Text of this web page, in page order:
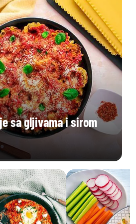
sa gljivama i sirom